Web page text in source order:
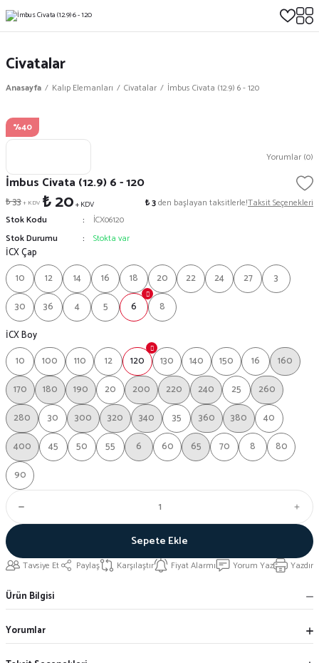
Civatalar
Anasayfa Kalıp Elemanları Civatalar İmbus Civata (12.9) 6 - 120
%40
Yorumlar (0)
İmbus Civata (12.9) 6 - 120
₺ 33+ KDV ₺ 20+ KDV ₺ 3den başlayan taksitlerle!Taksit Seçenekleri
Stok Kodu
İCX06120
Stok Durumu
Stokta var
İCX Çap
10
12 14 16 18 20 22 24 27
3
30
36 4 5 6
8
İCX Boy
10
100 110 12 120 130 140 150 16
160
170
180 190 20 200 220 240 25
260
280
30 300 320 340 35 360 380
40
400
45 50 55 6 60 65 70 8
80
90
Sepete Ekle
Tavsiye Et Paylaş Karşılaştır Fiyat Alarmı Yorum Yaz Yazdır
Ürün Bilgisi
Yorumlar